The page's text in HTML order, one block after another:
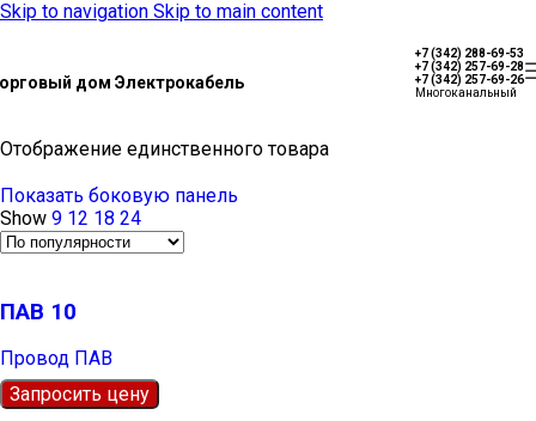
Skip to navigation Skip to main content
дом Электрокабель
+7 (342) 288-69-53
+7 (342) 257-69-28
+7 (342) 257-69-26
Многоканальный
Отображение единственного товара
Показать боковую панель
Show 9 12 18 24
ПАВ 10
Провод ПАВ
Запросить цену